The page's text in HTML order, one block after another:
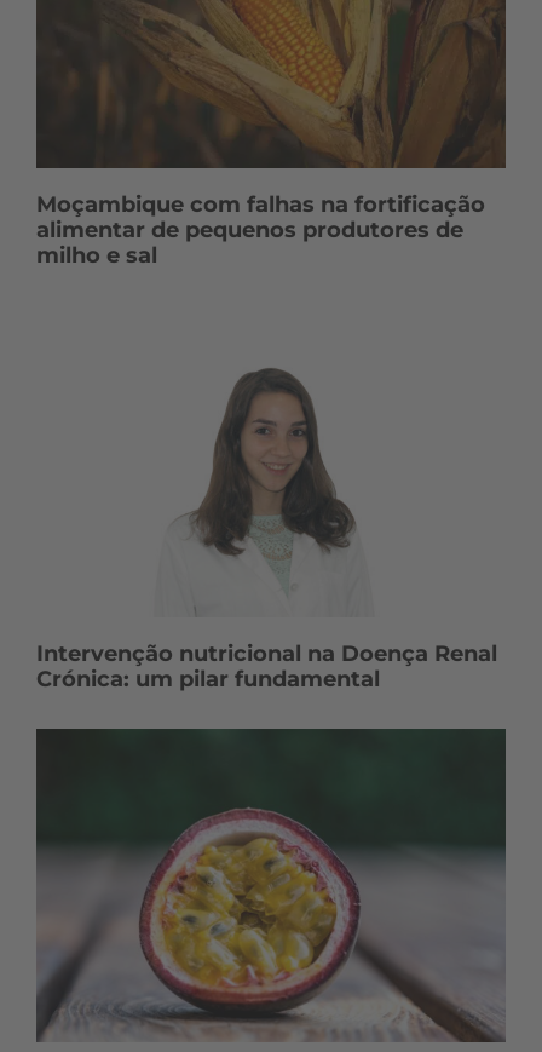
Moçambique com falhas na fortificação
alimentar de pequenos produtores de
milho e sal
Intervenção nutricional na Doença Renal
Crónica: um pilar fundamental